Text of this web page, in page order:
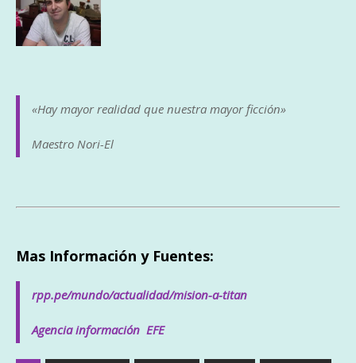
«Hay mayor realidad que nuestra mayor ficción»
Maestro Nori-El
Mas Información y Fuentes:
rpp.pe/mundo/actualidad/mision-a-titan
Agencia información EFE